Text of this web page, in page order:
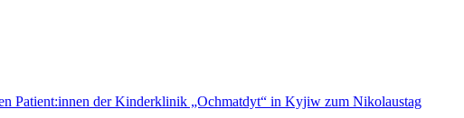
Patient:innen der Kinderklinik „Ochmatdyt“ in Kyjiw zum Nikolaustag